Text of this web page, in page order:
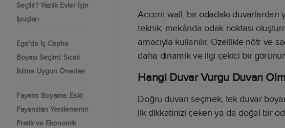
Seçilir? Yazlık Evler İçin
İpuçları
Ege'de İç Cephe
Boyası Seçimi: Sıcak
İklime Uygun Öneriler
Fayans Boyama: Eski
Fayansları Yenilemenin
Pratik ve Ekonomik
Accent wall, bir odadaki duvarlardan
teknik; mekânda odak noktası
amacıyla kullanılır. Özellikle nötr ve
daha dinamik ve ilgi çekici bir
Hangi Duvar Vurgu Duvarı
Doğru duvarı seçmek, tek duvar
ilk dikkatinizi çeken ya da doğal bir